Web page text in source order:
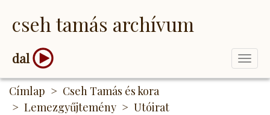
cseh tamás archívum
dal
Címlap
Cseh Tamás és kora
Lemezgyűjtemény
Utóirat